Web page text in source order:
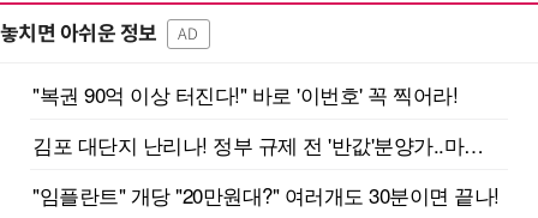
놓치면 아쉬운 정보 AD